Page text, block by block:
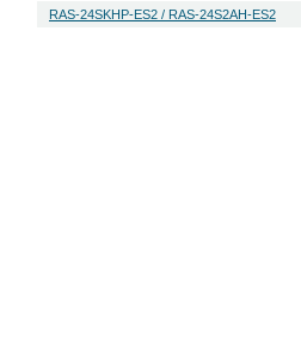
RAS-24SKHP-ES2 / RAS-24S2AH-ES2